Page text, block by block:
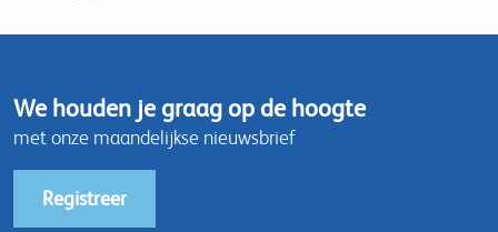
We houden je graag op de hoogte
met onze maandelijkse nieuwsbrief
Registreer